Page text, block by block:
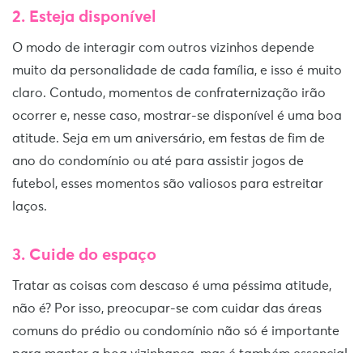
2. Esteja disponível
O modo de interagir com outros vizinhos depende
muito da personalidade de cada família, e isso é muito
claro. Contudo, momentos de confraternização irão
ocorrer e, nesse caso, mostrar-se disponível é uma boa
atitude. Seja em um aniversário, em festas de fim de
ano do condomínio ou até para assistir jogos de
futebol, esses momentos são valiosos para estreitar
laços.
3. Cuide do espaço
Tratar as coisas com descaso é uma péssima atitude,
não é? Por isso, preocupar-se com cuidar das áreas
comuns do prédio ou condomínio não só é importante